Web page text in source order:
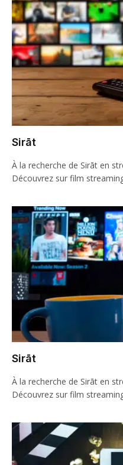
Sirāt
À la recherche de Sirāt en
Découvrez sur film
Sirāt
À la recherche de Sirāt en
Découvrez sur film